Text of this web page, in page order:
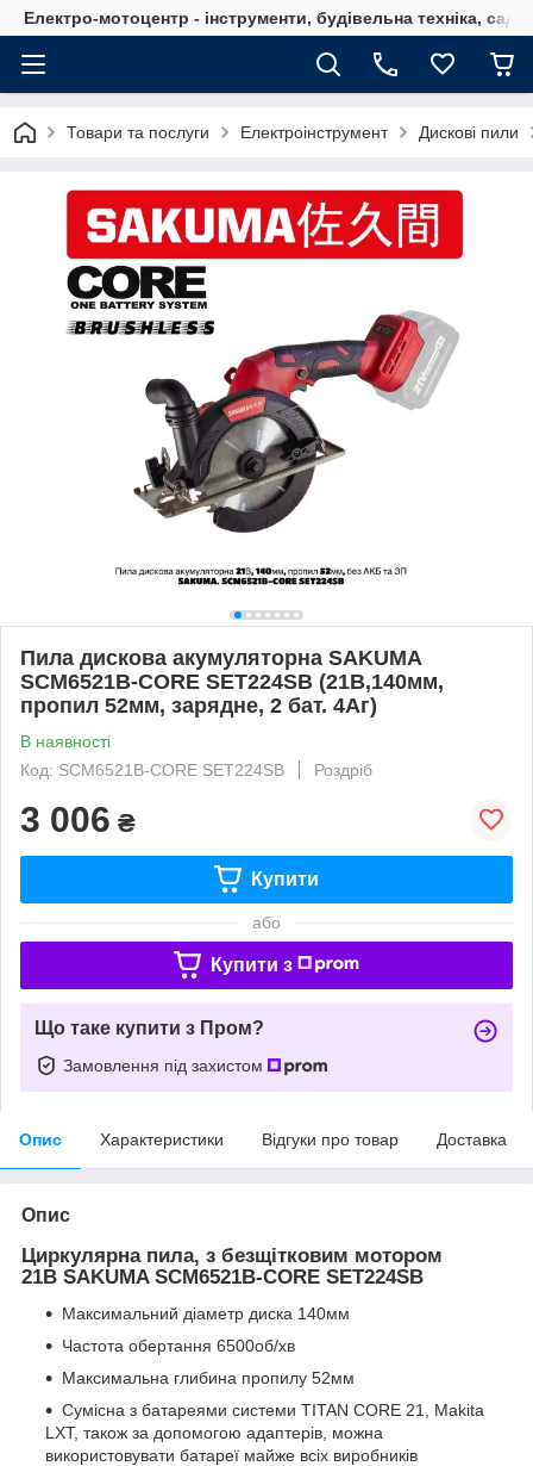
Електро-мотоцентр - інструменти, будівельна техніка,
Товари та послуги Електроінструмент Дискові пили
Пила дискова акумуляторна SAKUMA
SCM6521B-CORE SET224SB (21В,140мм,
пропил 52мм, зарядне, 2 бат. 4Аг)
В наявності
Код: SCM6521B-CORE SET224SB
Роздріб
3 006 ₴
Купити
або
Купити з
Що таке купити з Пром?
Замовлення під захистом
Опис Характеристики Відгуки про товар Доставка
Опис
Циркулярна пила, з безщітковим мотором
21В SAKUMA SCM6521B-CORE SET224SB
Максимальний діаметр диска 140мм
Частота обертання 6500об/хв
Максимальна глибина пропилу 52мм
Сумісна з батареями системи TITAN CORE 21, Makita
LXT, також за допомогою адаптерів, можна
використовувати батареї майже всіх виробників